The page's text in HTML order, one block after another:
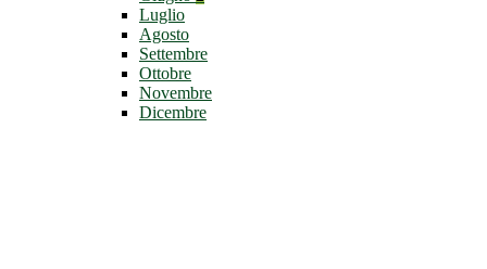
Luglio
Agosto
Settembre
Ottobre
Novembre
Dicembre